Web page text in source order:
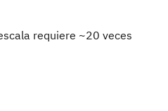
requiere ~20 veces